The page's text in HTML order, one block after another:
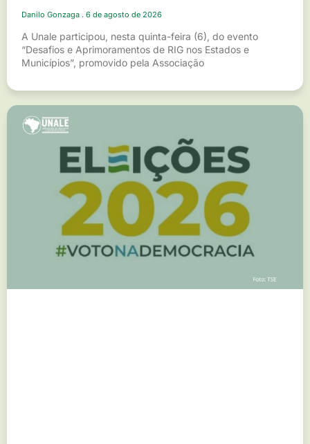
Danilo Gonzaga 6 de agosto de 2026
A Unale participou, nesta quinta-feira (6), do evento
“Desafios e Aprimoramentos de RIG nos Estados e
Municípios”, promovido pela Associação